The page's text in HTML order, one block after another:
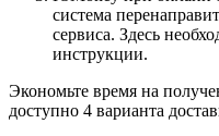
система
сервиса. Здесь
инструкции.
Экономьте время на
доступно 4 варианта